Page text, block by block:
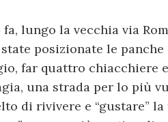
lungo la vecchia via
posizionate le
far quattro chiacchiere
una strada per lo più
di rivivere e “gustare”